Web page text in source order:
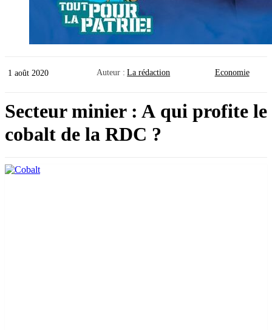
1 août 2020 Auteur : La rédaction Economie
Secteur minier : A qui profite le
cobalt de la RDC ?